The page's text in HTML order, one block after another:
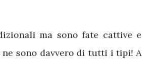
ma sono fate cattive e
ne sono davvero di tutti i tipi! A